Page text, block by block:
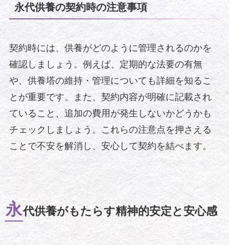
永代供養の契約時の注意事項
契約時には、供養がどのように管理されるのかを
確認しましょう。例えば、定期的な法要の有無
や、供養塔の維持・管理についても詳細を知るこ
とが重要です。また、契約内容が明確に記載され
ていること、追加の費用が発生しないかどうかも
チェックしましょう。これらの注意点を押さえる
ことで不安を解消し、安心して契約を結べます。
永代供養がもたらす精神的安定と安心感